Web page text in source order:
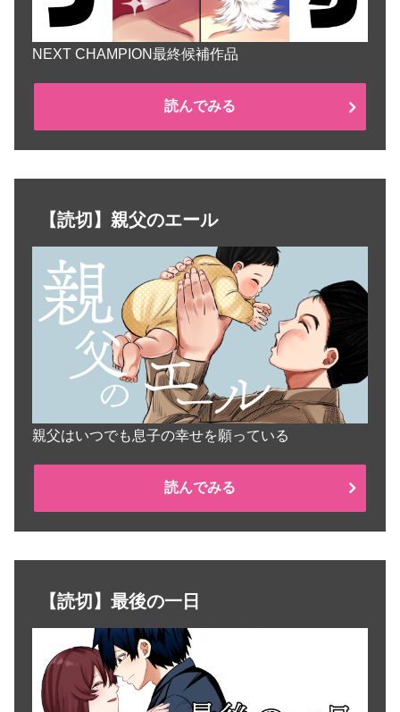
NEXT CHAMPION最終候補作品
読んでみる
【読切】親父のエール
親父はいつでも息子の幸せを願っている
読んでみる
【読切】最後の一日